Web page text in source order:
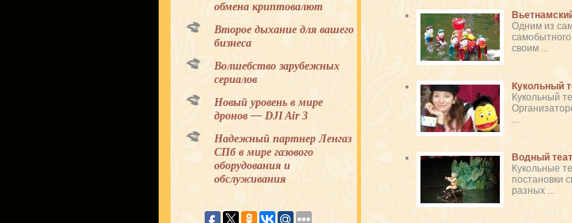
обмена криптовалют
Второе дыхание для вашего
бизнеса
Волшебство зарубежных
сериалов
Новый уровень в мире
дронов — DJI Air 3
Надежный партнер Ленгаз
СПб в мире газового
оборудования и
обслуживания
Одним из
самобытного
своим ...
Кукольный
Кукольный
...
Водный
Кукольные
постановки
разных ...